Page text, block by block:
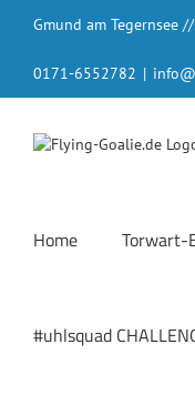
InhaltGmund am Tegernsee
0171-6552782 |
Home Torwart-
#uhlsquad